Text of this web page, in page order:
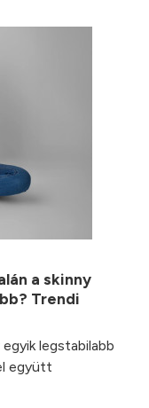
a skinny
Trendi
legstabilabb
együtt